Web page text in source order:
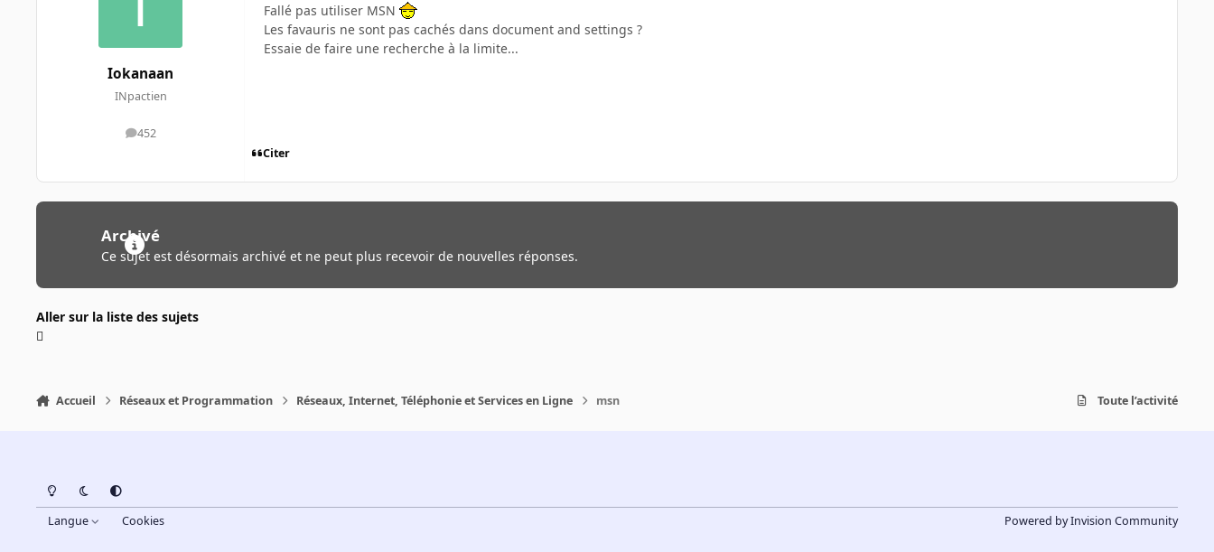
Iokanaan
INpactien
452
messages
Fallé pas utiliser MSN
Les favauris ne sont pas cachés dans document and settings ?
Essaie de faire une recherche à la limite...
Citer
Archivé
Ce sujet est désormais archivé et ne peut plus recevoir de nouvelles réponses.
Aller sur la liste des sujets
Accueil Réseaux et Programmation Réseaux, Internet, Téléphonie et Services en Ligne msn Toute l’activité
Light ModeDark ModeSystem Preference
Langue Cookies Powered byInvision Community